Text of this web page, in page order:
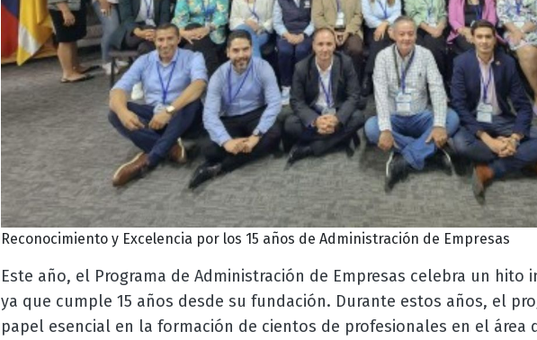
Reconocimiento y Excelencia por los 15 años de Administración de Empresas
Este año, el Programa de Administración de Empresas celebra un
ya que cumple 15 años desde su fundación. Durante estos años, el
papel esencial en la formación de cientos de profesionales en el área